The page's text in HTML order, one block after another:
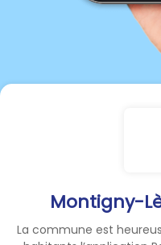
Montigny-
La commune est